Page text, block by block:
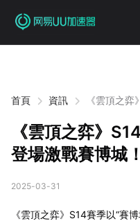
首頁 資訊
《雲頂之
《雲頂之弈》
登場激戰賽博城！
2025-03-31
《雲頂之弈》S14賽季以“賽